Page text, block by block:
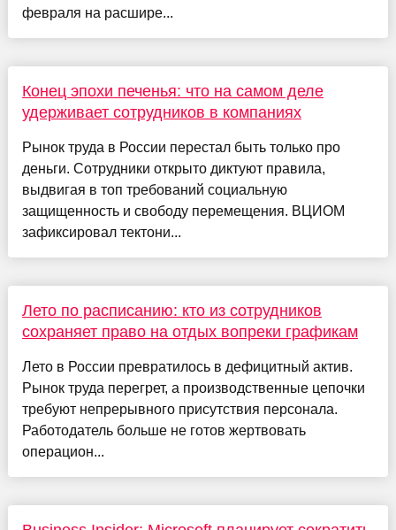
февраля на расшире...
Конец эпохи печенья: что на самом деле
удерживает сотрудников в компаниях
Рынок труда в России перестал быть только про
деньги. Сотрудники открыто диктуют правила,
выдвигая в топ требований социальную
защищенность и свободу перемещения. ВЦИОМ
зафиксировал тектони...
Лето по расписанию: кто из сотрудников
сохраняет право на отдых вопреки графикам
Лето в России превратилось в дефицитный актив.
Рынок труда перегрет, а производственные цепочки
требуют непрерывного присутствия персонала.
Работодатель больше не готов жертвовать
операцион...